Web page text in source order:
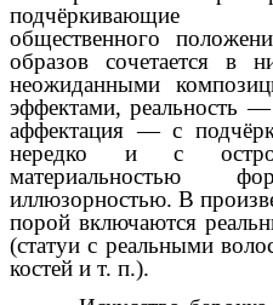
подчёркивающие
общественного
образов сочетается в
неожиданными
эффектами, реальность
аффектация — с
нередко и с
материальностью
иллюзорностью. В
порой включаются
(статуи с реальными
костей и т. п.).